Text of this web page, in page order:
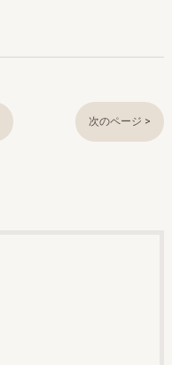
次のページ >